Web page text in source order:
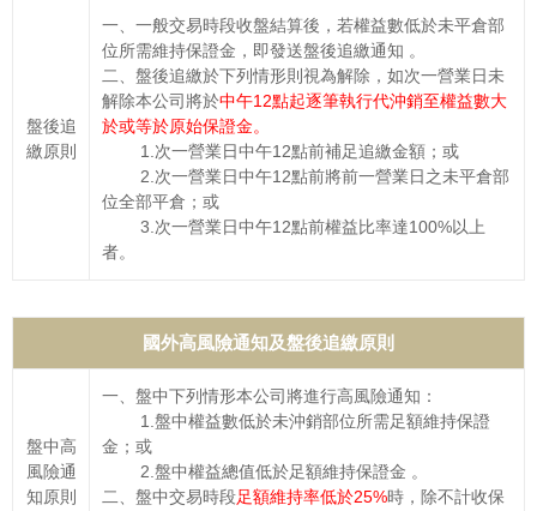
盤後追
繳原則
一、一般交易時段收盤結算後，若權益數低於未平倉部
位所需維持保證金，即發送盤後追繳通知 。
二、盤後追繳於下列情形則視為解除，如次一營業日未
解除本公司將於中午12點起逐筆執行代沖銷至權益數大
於或等於原始保證金。
1.次一營業日中午12點前補足追繳金額；或
2.次一營業日中午12點前將前一營業日之未平倉部
位全部平倉；或
3.次一營業日中午12點前權益比率達100%以上
者。
國外高風險通知及盤後追繳原則
盤中高
風險通
知原則
一、盤中下列情形本公司將進行高風險通知：
1.盤中權益數低於未沖銷部位所需足額維持保證
金；或
2.盤中權益總值低於足額維持保證金 。
二、盤中交易時段足額維持率低於25%時，除不計收保